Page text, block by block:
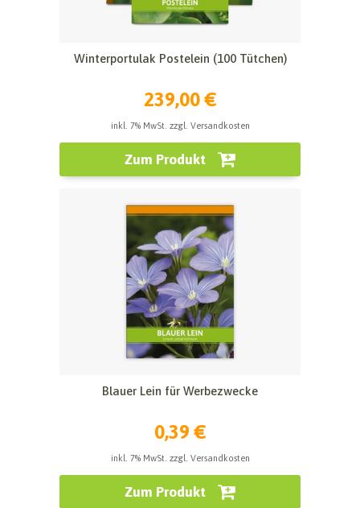
Winterportulak Postelein (100 Tütchen)
239,00 €
inkl. 7% MwSt. zzgl. Versandkosten
Zum Produkt
Blauer Lein für Werbezwecke
0,39 €
inkl. 7% MwSt. zzgl. Versandkosten
Zum Produkt